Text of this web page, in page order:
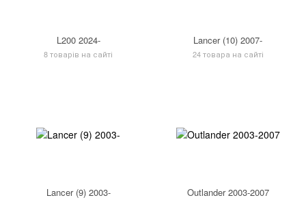
L200 2024-
8 товарів на сайті
Lancer (10) 2007-
24 товара на сайті
Lancer (9) 2003- Outlander 2003-2007